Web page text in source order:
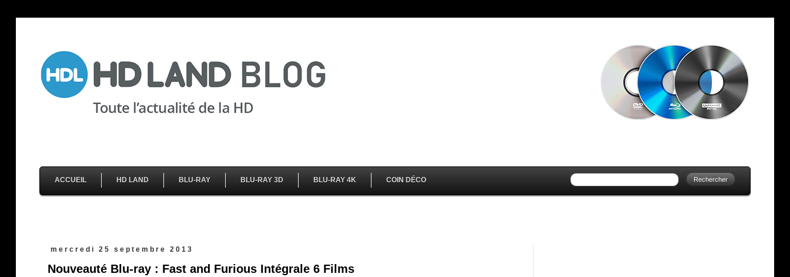
ACCUEIL HD LAND BLU-RAY BLU-RAY 3D BLU-RAY 4K COIN DÉCO
mercredi 25 septembre 2013
Nouveauté Blu-ray : Fast and Furious Intégrale 6 Films